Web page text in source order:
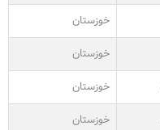
خوزستان
خوزستان
خوزستان
خوزستان